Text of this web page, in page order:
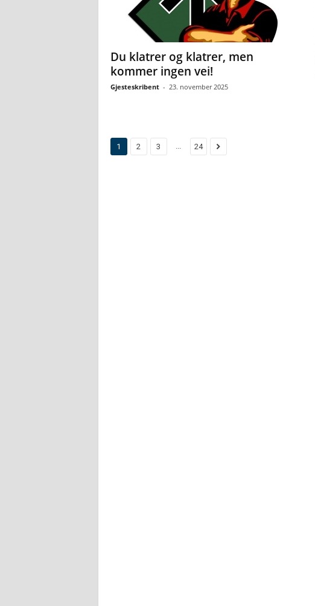
Du klatrer og klatrer, men
kommer ingen vei!
Gjesteskribent - 23. november 2025
1 2 3 ... 24